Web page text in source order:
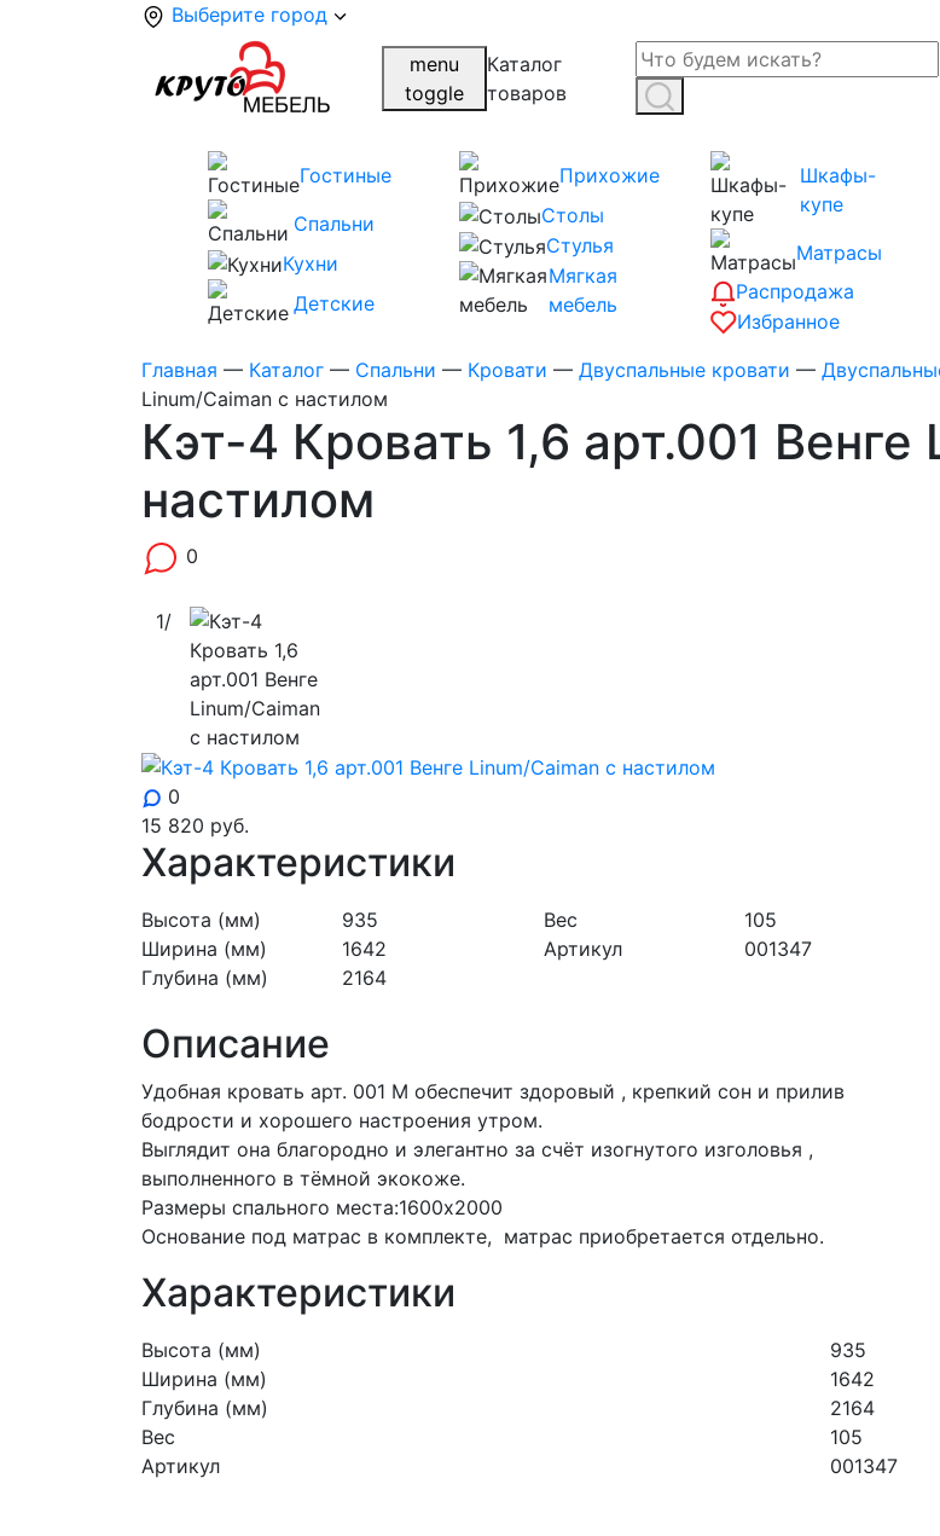
Выберите город
menu
toggle
Каталог
товаров
Гостиные
Спальни
Кухни
Детские
Прихожие
Столы
Стулья
Мягкая
мебель
Шкафы-
купе
Матрасы
Распродажа
Избранное
Главная — Каталог — Спальни — Кровати — Двуспальные кровати —
Linum/Caiman с настилом
Кэт-4 Кровать 1,6 арт.001 Венге
настилом
0
1/
0
15 820 руб.
Характеристики
Высота (мм)
935
Ширина (мм)
1642
Глубина (мм)
2164
Вес
105
Артикул
001347
Описание
Удобная кровать арт. 001 М обеспечит здоровый , крепкий сон и прилив
бодрости и хорошего настроения утром.
Выглядит она благородно и элегантно за счёт изогнутого изголовья ,
выполненного в тёмной экокоже.
Размеры спального места:1600х2000
Основание под матрас в комплекте, матрас приобретается отдельно.
Характеристики
Высота (мм)
935
Ширина (мм)
1642
Глубина (мм)
2164
Вес
105
Артикул
001347